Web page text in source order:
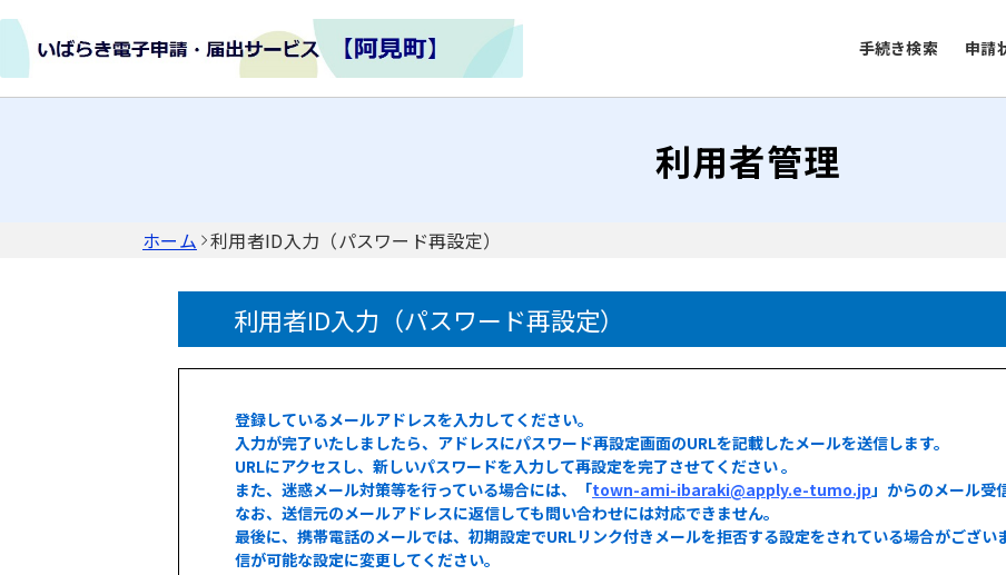
手続き検索 申請
利用者管理
ホーム 利用者ID入力（パスワード再設定）
利用者ID入力（パスワード再設定）
登録しているメールアドレスを入力してください。
入力が完了いたしましたら、アドレスにパスワード再設定画面のURLを記載したメールを送信します。
URLにアクセスし、新しいパスワードを入力して再設定を完了させてください 。
また、迷惑メール対策等を行っている場合には、「town-ami-ibaraki@apply.e-tumo.jp」からのメール受
なお、送信元のメールアドレスに返信しても問い合わせには対応できません。
最後に、携帯電話のメールでは、初期設定でURLリンク付きメールを拒否する設定をされている場合がござ
信が可能な設定に変更してください。